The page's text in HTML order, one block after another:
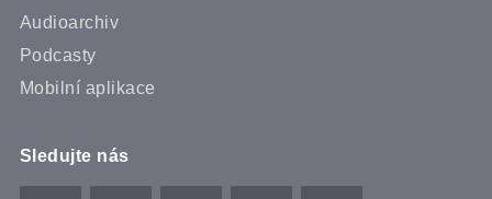
Audioarchiv
Podcasty
Mobilní aplikace
Sledujte nás